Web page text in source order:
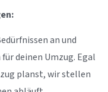
an und
deinen Umzug. Egal
planst, wir stellen